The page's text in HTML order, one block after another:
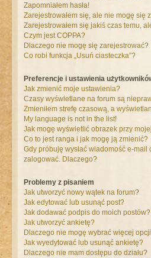
Zapomniałem hasła!
Zarejestrowałem się, ale nie mogę się
Zarejestrowałem się jakiś czas temu,
Czym jest COPPA?
Dlaczego nie mogę się zarejestrować?
Co robi funkcja „Usuń ciasteczka”?
Preferencje i ustawienia
Jak zmienić moje ustawienia?
Czasy wyświetlane na forum są
Zmieniłem strefę czasową, a
My language is not in the list!
Jak mogę wyświetlić obrazek przy
Co to jest ranga i jak mogę ją zmienić?
Gdy próbuję wysłać wiadomość e-
zalogować. Dlaczego?
Problemy z pisaniem
Jak utworzyć nowy wątek na forum?
Jak edytować lub usunąć post?
Jak dodawać podpis do moich postów?
Jak utworzyć ankietę?
Dlaczego nie mogę wybrać więcej
Jak wyedytować lub usunąć ankietę?
Dlaczego nie mam dostępu do działu?